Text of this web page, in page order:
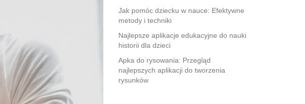
Jak pomóc dziecku w nauce: Efektywne
metody i techniki
Najlepsze aplikacje edukacyjne do nauki
historii dla dzieci
Apka do rysowania: Przegląd
najlepszych aplikacji do tworzenia
rysunków